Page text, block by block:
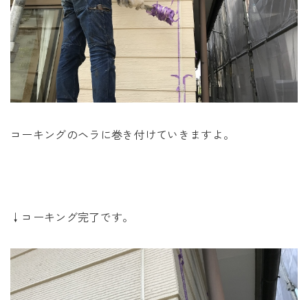
コーキングのヘラに巻き付けていきますよ。
↓コーキング完了です。